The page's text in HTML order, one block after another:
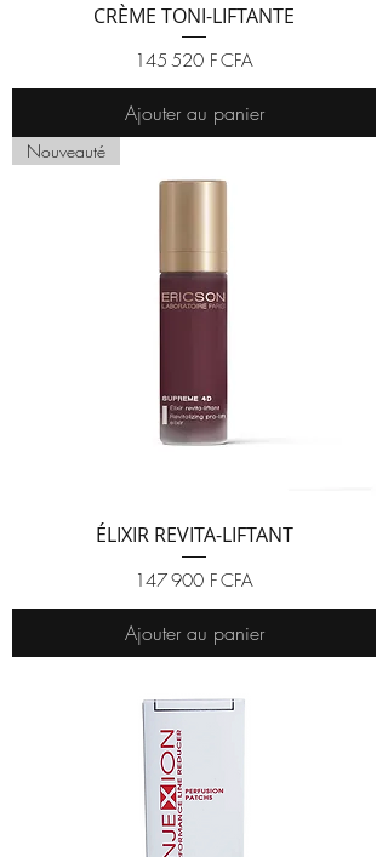
CRÈME TONI-LIFTANTE
Prix
145 520 F CFA
Ajouter au panier
Nouveauté
ÉLIXIR REVITA-LIFTANT
Prix
147 900 F CFA
Ajouter au panier